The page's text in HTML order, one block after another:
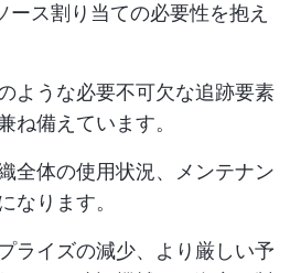
ス割り当ての必要性を抱え
ような必要不可欠な追跡要素
ね備えています。
全体の使用状況、メンテナン
なります。
ライズの減少、より厳しい予